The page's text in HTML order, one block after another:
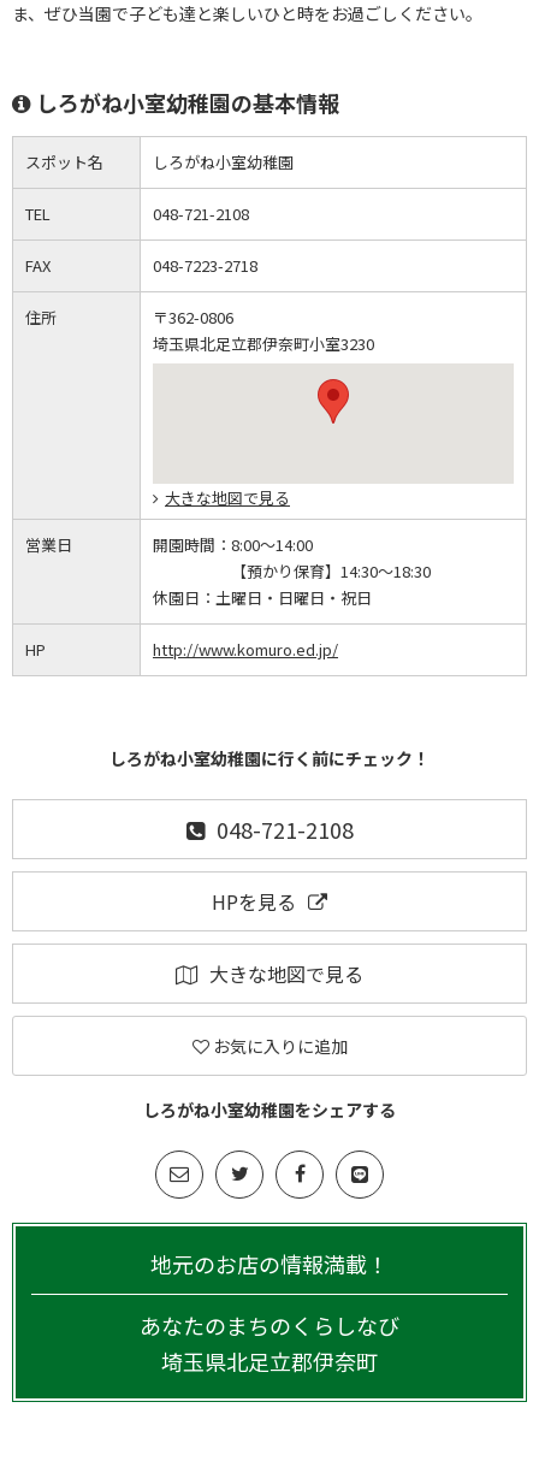
ま、ぜひ当園で子ども達と楽しいひと時をお過ごしください。
しろがね小室幼稚園の基本情報
スポット名 しろがね小室幼稚園
TEL 048-721-2108
FAX 048-7223-2718
住所
〒362-0806
埼玉県北足立郡伊奈町小室3230
大きな地図で見る
営業日 開園時間： 8:00～14:00
【預かり保育】14:30～18:30
休園日： 土曜日・日曜日・祝日
HP http://www.komuro.ed.jp/
しろがね小室幼稚園に行く前にチェック！
048-721-2108
HPを見る
大きな地図で見る
お気に入りに追加
しろがね小室幼稚園をシェアする
地元のお店の情報満載！
あなたのまちのくらしなび
埼玉県北足立郡伊奈町